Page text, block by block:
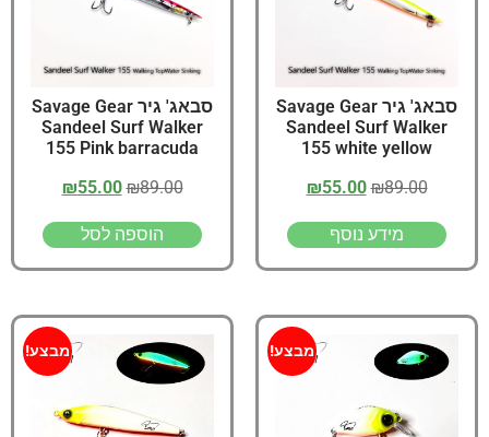
סבאג' גיר Savage Gear
Sandeel Surf Walker
155 white yellow
₪89.00
₪55.00
מידע נוסף
סבאג' גיר Savage Gear
Sandeel Surf Walker
155 Pink barracuda
₪89.00
₪55.00
הוספה לסל
מבצע! מבצע!